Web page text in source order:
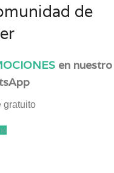
de
en nuestro
gratuito